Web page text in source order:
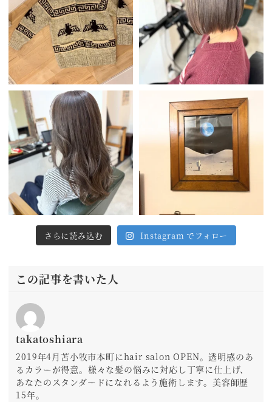
さらに読み込む Instagram でフォロー
この記事を書いた人
takatoshiara
2019年4月苫小牧市本町にhair salon OPEN。透明感のあ
るカラーが得意。様々な髪の悩みに対応し丁寧に仕上げ、
あなたのスタンダードになれるよう施術します。美容師歴
15年。